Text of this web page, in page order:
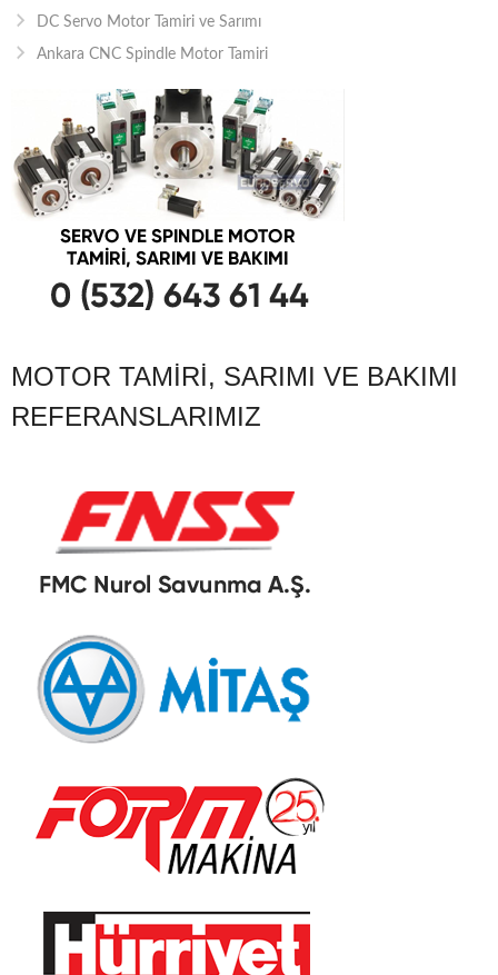
DC Servo Motor Tamiri ve Sarımı
Ankara CNC Spindle Motor Tamiri
MOTOR TAMIRI, SARIMI VE BAKIMI
REFERANSLARIMIZ